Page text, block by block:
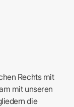
Rechts mit
mit unseren
die